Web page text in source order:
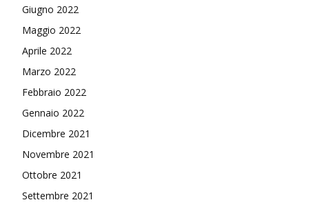
Giugno 2022
Maggio 2022
Aprile 2022
Marzo 2022
Febbraio 2022
Gennaio 2022
Dicembre 2021
Novembre 2021
Ottobre 2021
Settembre 2021